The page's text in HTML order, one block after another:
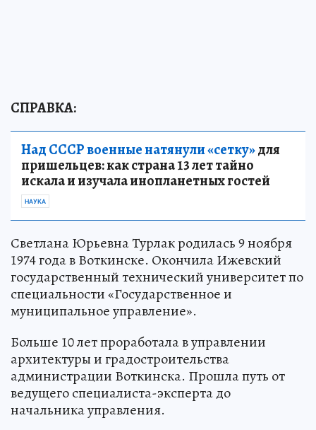
СПРАВКА:
Над СССР военные натянули «сетку»для
пришельцев: как страна 13 лет тайно
искала и изучала инопланетных гостей
НАУКА
Светлана Юрьевна Турлак родилась 9 ноября
1974 года в Воткинске. Окончила Ижевский
государственный технический университет по
специальности «Государственное и
муниципальное управление».
Больше 10 лет проработала в управлении
архитектуры и градостроительства
администрации Воткинска. Прошла путь от
ведущего специалиста-эксперта до
начальника управления.